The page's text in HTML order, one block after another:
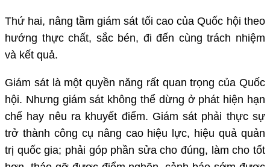
Thứ hai, nâng tầm giám sát tối cao của Quốc hội theo
hướng thực chất, sắc bén, đi đến cùng trách nhiệm
và kết quả.
Giám sát là một quyền năng rất quan trọng của Quốc
hội. Nhưng giám sát không thể dừng ở phát hiện hạn
chế hay nêu ra khuyết điểm. Giám sát phải thực sự
trở thành công cụ nâng cao hiệu lực, hiệu quả quản
trị quốc gia; phải góp phần sửa cho đúng, làm cho tốt